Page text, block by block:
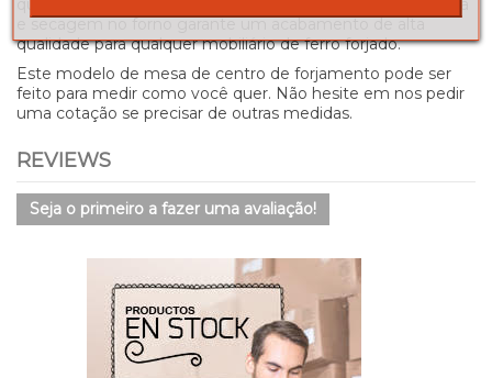
e secagem no forno garante um acabamento de alta
qualidade para qualquer mobiliário de ferro forjado.
Este modelo de mesa de centro de forjamento pode ser
feito para medir como você quer. Não hesite em nos pedir
uma cotação se precisar de outras medidas.
REVIEWS
Seja o primeiro a fazer uma avaliação!